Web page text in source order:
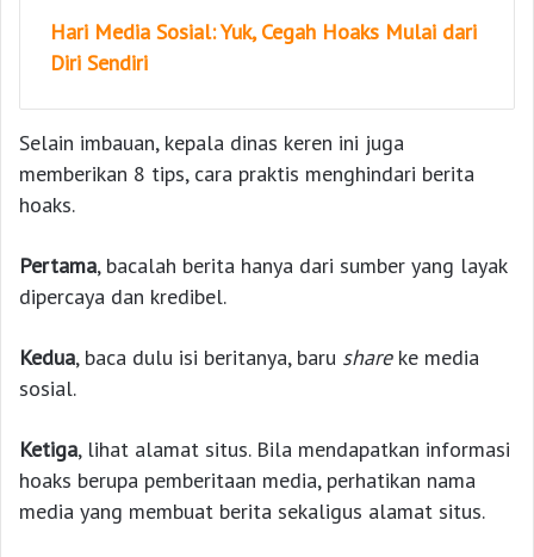
Hari Media Sosial: Yuk, Cegah Hoaks Mulai dari
Diri Sendiri
Selain imbauan, kepala dinas keren ini juga
memberikan 8 tips, cara praktis menghindari berita
hoaks.
Pertama, bacalah berita hanya dari sumber yang layak
dipercaya dan kredibel.
Kedua, baca dulu isi beritanya, baru shareke media
sosial.
Ketiga, lihat alamat situs. Bila mendapatkan informasi
hoaks berupa pemberitaan media, perhatikan nama
media yang membuat berita sekaligus alamat situs.